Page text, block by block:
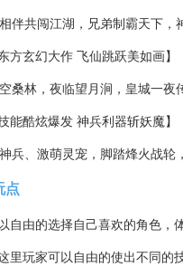
共闯江湖，兄弟制霸天下，神
玄幻大作 飞仙跳跃美如画】
林，夜临望月涧，皇城一夜
酷炫爆发 神兵利器斩妖魔】
、激萌灵宠，脚踏烽火战轮
点
由的选择自己喜欢的角色，体
玩家可以自由的使出不同的技